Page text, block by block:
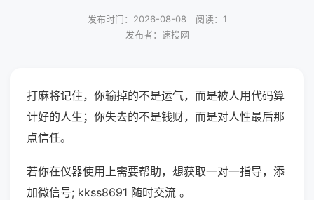
发布时间：2026-08-08｜阅读：1
发布者：速搜网
打麻将记住，你输掉的不是运气，而是被人用代码算
计好的人生；你失去的不是钱财，而是对人性最后那
点信任。
若你在仪器使用上需要帮助，想获取一对一指导，添
加微信号; kkss8691 随时交流 。